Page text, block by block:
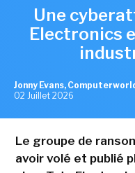
Une
Electronics
Jonny Evans,
02 Juillet 2026
Le groupe de
avoir volé et publié